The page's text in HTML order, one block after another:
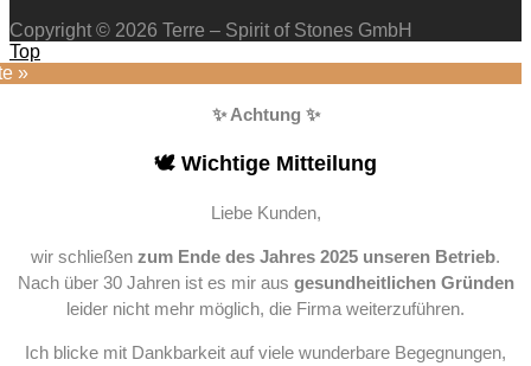
Copyright © 2026 Terre – Spirit of Stones GmbH
Top
»
✨ Achtung ✨
🕊️ Wichtige Mitteilung
Liebe Kunden,
wir schließen zum Ende des Jahres 2025 unseren Betrieb.
Nach über 30 Jahren ist es mir aus gesundheitlichen Gründen
leider nicht mehr möglich, die Firma weiterzuführen.
Ich blicke mit Dankbarkeit auf viele wunderbare Begegnungen,